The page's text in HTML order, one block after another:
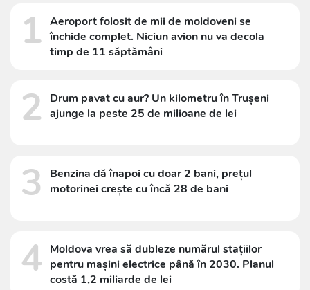
1 Aeroport folosit de mii de moldoveni se
închide complet. Niciun avion nu va decola
timp de 11 săptămâni
2
Drum pavat cu aur? Un kilometru în Trușeni
ajunge la peste 25 de milioane de lei
3
Benzina dă înapoi cu doar 2 bani, prețul
motorinei crește cu încă 28 de bani
4 Moldova vrea să dubleze numărul stațiilor
pentru mașini electrice până în 2030. Planul
costă 1,2 miliarde de lei